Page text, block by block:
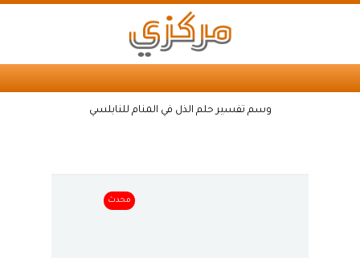
وسم تفسير حلم الذل في المنام للنابلسي
محدث